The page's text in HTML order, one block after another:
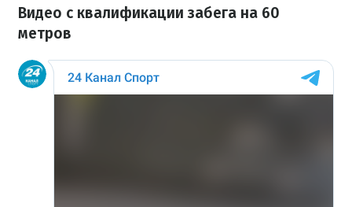
Видео с квалификации забега на 60
метров